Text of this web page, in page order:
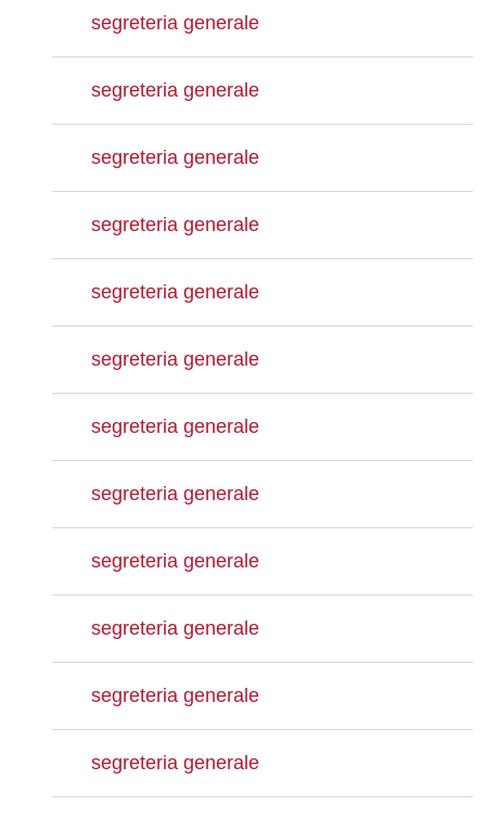
segreteria generale
segreteria generale
segreteria generale
segreteria generale
segreteria generale
segreteria generale
segreteria generale
segreteria generale
segreteria generale
segreteria generale
segreteria generale
segreteria generale